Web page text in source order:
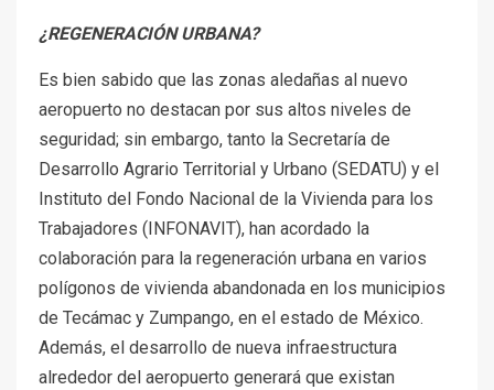
¿REGENERACIÓN URBANA?
Es bien sabido que las zonas aledañas al nuevo
aeropuerto no destacan por sus altos niveles de
seguridad; sin embargo, tanto la Secretaría de
Desarrollo Agrario Territorial y Urbano (SEDATU) y el
Instituto del Fondo Nacional de la Vivienda para los
Trabajadores (INFONAVIT), han acordado la
colaboración para la regeneración urbana en varios
polígonos de vivienda abandonada en los municipios
de Tecámac y Zumpango, en el estado de México.
Además, el desarrollo de nueva infraestructura
alrededor del aeropuerto generará que existan